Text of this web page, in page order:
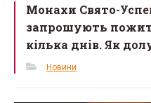
Монахи Свято-
запрошують
кілька днів. Як
Новини